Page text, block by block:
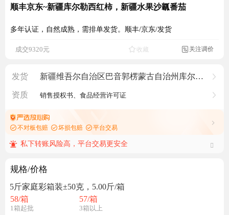
顺丰京东~新疆库尔勒西红柿，新疆水果沙瓤番茄
多年认证，自然成熟，需排单发货。顺丰/京东/发货
成交9320元
 收藏 关注调价
发货 新疆维吾尔自治区巴音郭楞蒙古自治州库尔勒市
资质 销售授权书、食品经营许可证
不对板包赔 坏损包赔 平台交易
私下转账风险高，平台交易更安全
规格/价格
5斤家庭彩箱装±50克，5.00斤/箱
58/箱
1箱起批
57/箱
3箱以上